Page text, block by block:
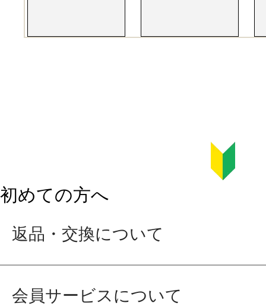
初めての方へ
返品・交換について
会員サービスについて